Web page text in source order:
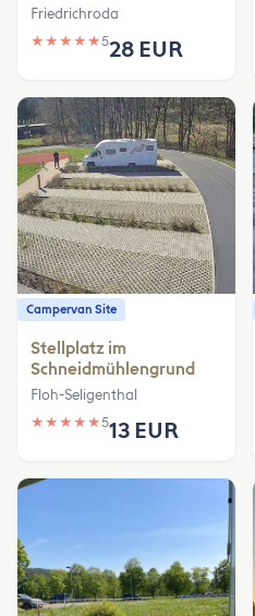
Friedrichroda
★ ★ ★ ★ ★528 EUR
Campervan Site
Stellplatz im
Schneidmühlengrund
Floh-Seligenthal
★ ★ ★ ★ ★513 EUR